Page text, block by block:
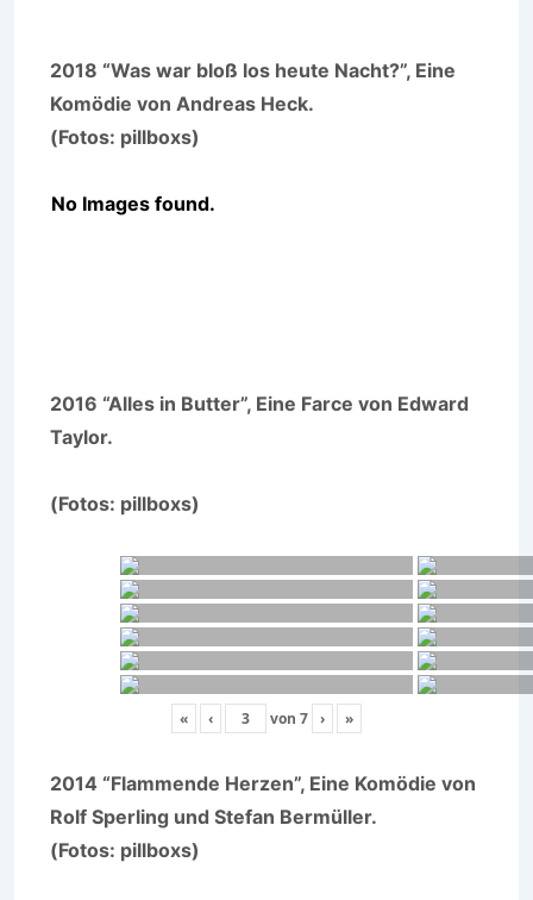
2018 “Was war bloß los heute Nacht?”, Eine
Komödie von Andreas Heck.
(Fotos: pillboxs)
No Images found.
2016 “Alles in Butter”, Eine Farce von Edward
Taylor.
(Fotos: pillboxs)
« ‹ von 7 › »
2014 “Flammende Herzen”, Eine Komödie von
Rolf Sperling und Stefan Bermüller.
(Fotos: pillboxs)